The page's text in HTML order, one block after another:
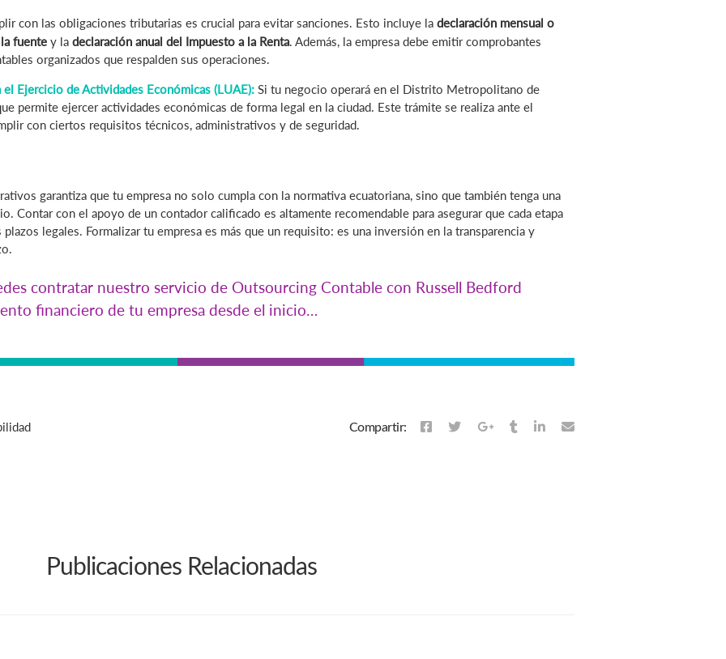
con las obligaciones tributarias es crucial para evitar sanciones. Esto incluye la declaración mensual o
fuente y la declaración anual del Impuesto a la Renta . Además, la empresa debe emitir comprobantes
organizados que respalden sus operaciones.
Ejercicio de Actividades Económicas (LUAE): Si tu negocio operará en el Distrito Metropolitano de
permite ejercer actividades económicas de forma legal en la ciudad. Este trámite se realiza ante el
con ciertos requisitos técnicos, administrativos y de seguridad.
garantiza que tu empresa no solo cumpla con la normativa ecuatoriana, sino que también tenga una
Contar con el apoyo de un contador calificado es altamente recomendable para asegurar que cada etapa
legales. Formalizar tu empresa es más que un requisito: es una inversión en la transparencia y
contratar nuestro servicio de Outsourcing Contable con Russell Bedford
financiero de tu empresa desde el inicio…
Compartir:
Publicaciones Relacionadas